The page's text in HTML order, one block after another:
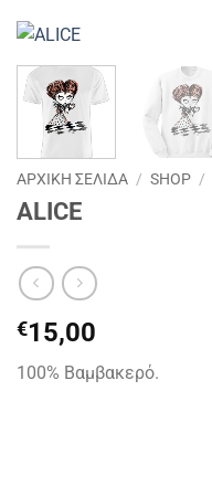
ΑΡΧΙΚΉ ΣΕΛΊΔΑ / SHOP /
ALICE
€15,00
100% Βαμβακερό.